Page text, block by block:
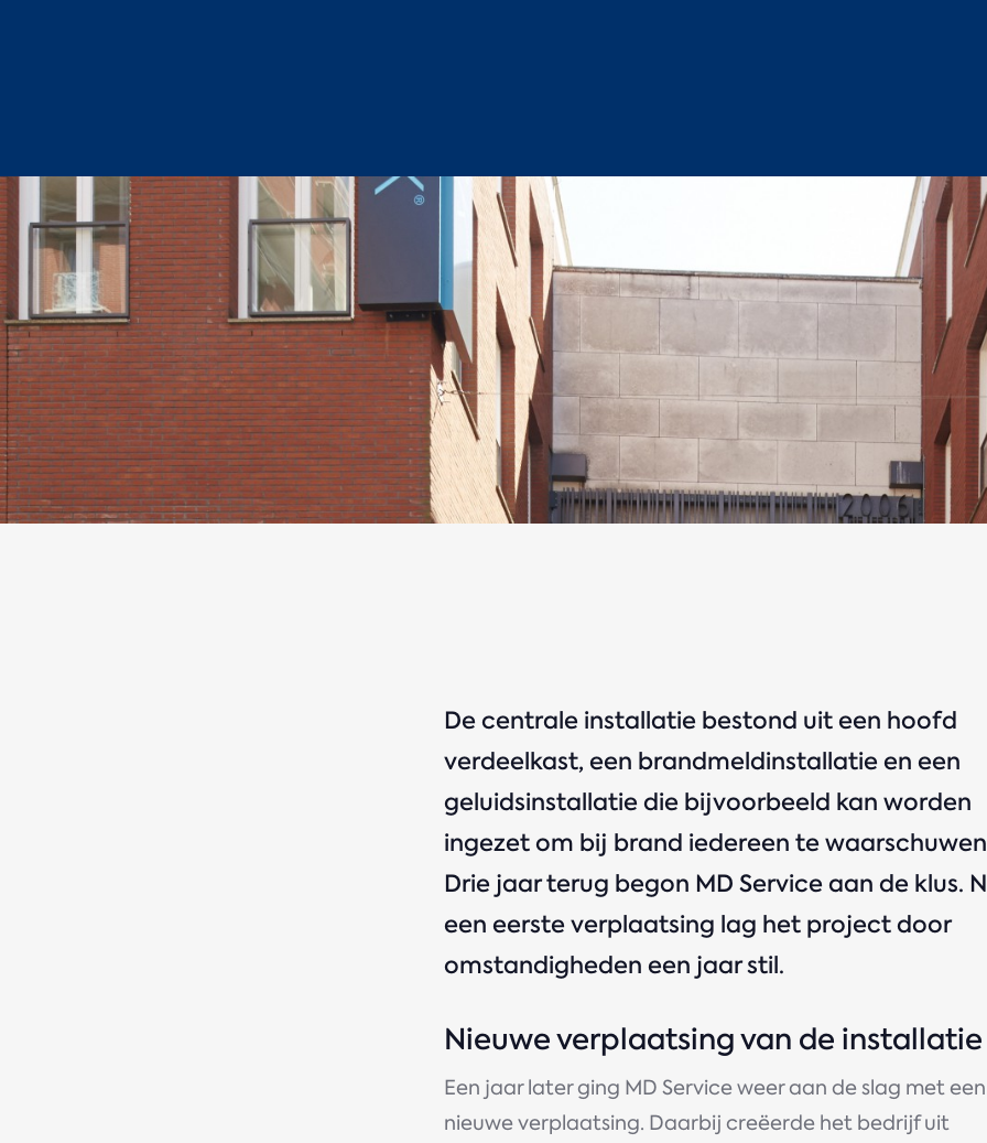
De centrale installatie bestond uit een hoofd
verdeelkast, een brandmeldinstallatie en een
geluidsinstallatie die bijvoorbeeld kan worden
ingezet om bij brand iedereen te
Drie jaar terug begon MD Service aan de klus.
een eerste verplaatsing lag het project door
omstandigheden een jaar stil.
Nieuwe verplaatsing van de installatie
Een jaar later ging MD Service weer aan de slag met een
nieuwe verplaatsing. Daarbij creëerde het bedrijf uit